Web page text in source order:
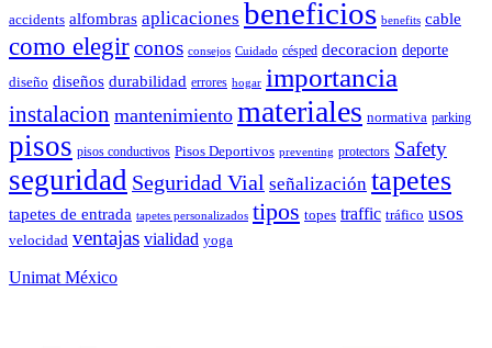
accidents alfombras aplicaciones beneficios benefits cable
como elegirconos consejos Cuidado césped decoracion deporte
diseño diseños durabilidad errores hogar importancia
instalacion mantenimiento materiales normativa parking
pisos pisos conductivos Pisos Deportivos preventing protectors Safety
seguridad Seguridad Vial señalización tapetes
tapetes de entrada tapetes personalizados tipos topes traffic tráfico usos
velocidad ventajas vialidad yoga
Unimat México